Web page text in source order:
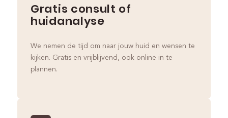
Gratis consult of
huidanalyse
We nemen de tijd om naar jouw huid en wensen te
kijken. Gratis en vrijblijvend, ook online in te
plannen.